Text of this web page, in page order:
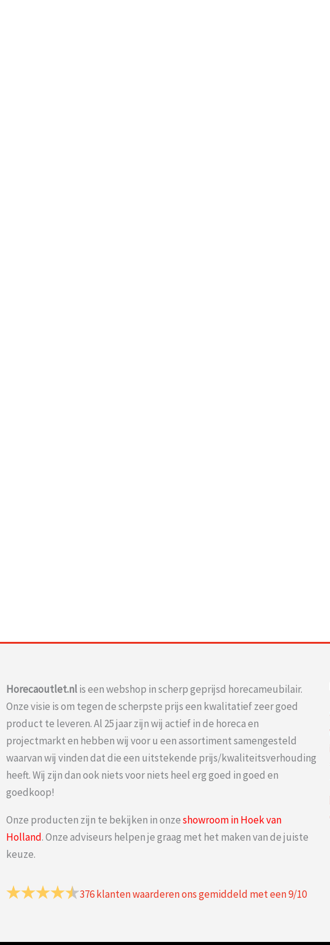
Horecaoutlet.nlis een webshop in scherp geprijsd horecameubilair.
Onze visie is om tegen de scherpste prijs een kwalitatief zeer goed
product te leveren. Al 25 jaar zijn wij actief in de horeca en
projectmarkt en hebben wij voor u een assortiment samengesteld
waarvan wij vinden dat die een uitstekende prijs/kwaliteitsverhouding
heeft. Wij zijn dan ook niets voor niets heel erg goed in goed en
goedkoop!
Onze producten zijn te bekijken in onzeshowroom in Hoek van
Holland. Onze adviseurs helpen je graag met het maken van de juiste
keuze.
376klanten waarderen ons gemiddeld met een9/10